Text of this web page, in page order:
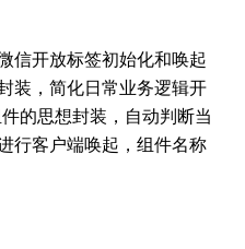
信开放标签初始化和唤起
装，简化日常业务逻辑开
的思想封装，自动判断当
行客户端唤起，组件名称